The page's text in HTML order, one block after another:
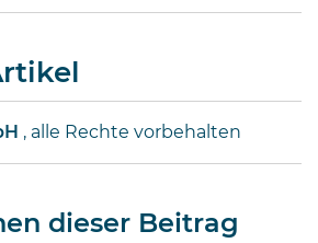
den Bedeutendsten. Namen
Gates von Microsoft dürften
Investor geläufig sein.
Männer haben Imperien
Welt …
, alle Rechte vorbehalten
dieser Beitrag